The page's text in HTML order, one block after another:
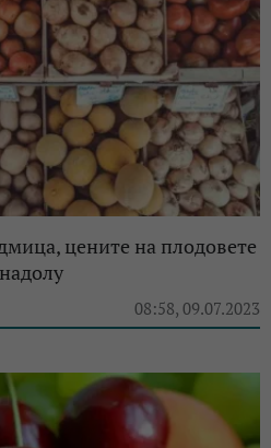
цените на плодовете
08:58, 09.07.2023